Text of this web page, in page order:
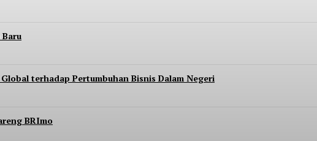
terhadap Pertumbuhan Bisnis Dalam Negeri
BRImo